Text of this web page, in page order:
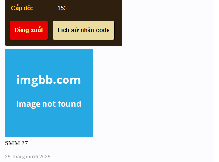
SMM 27
25 Tháng mười 2025